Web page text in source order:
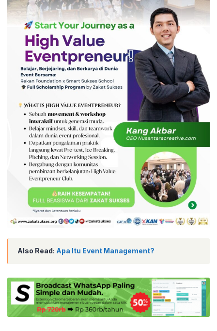
Also Read: Apa Itu Event Management?